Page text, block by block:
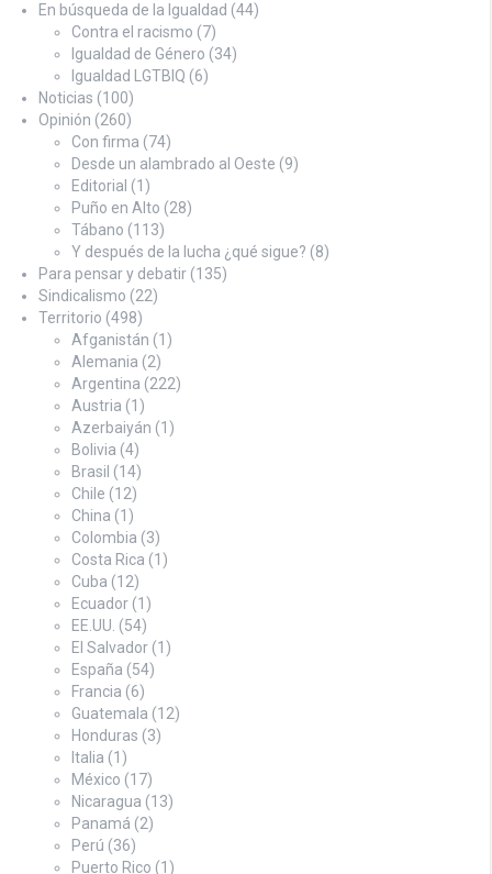
En búsqueda de la Igualdad (44)
Contra el racismo (7)
Igualdad de Género (34)
Igualdad LGTBIQ (6)
Noticias (100)
Opinión (260)
Con firma (74)
Desde un alambrado al Oeste (9)
Editorial (1)
Puño en Alto (28)
Tábano (113)
Y después de la lucha ¿qué sigue? (8)
Para pensar y debatir (135)
Sindicalismo (22)
Territorio (498)
Afganistán (1)
Alemania (2)
Argentina (222)
Austria (1)
Azerbaiyán (1)
Bolivia (4)
Brasil (14)
Chile (12)
China (1)
Colombia (3)
Costa Rica (1)
Cuba (12)
Ecuador (1)
EE.UU. (54)
El Salvador (1)
España (54)
Francia (6)
Guatemala (12)
Honduras (3)
Italia (1)
México (17)
Nicaragua (13)
Panamá (2)
Perú (36)
Puerto Rico (1)